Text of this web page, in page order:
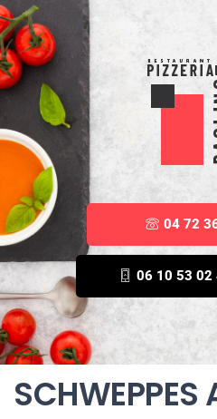
04 72
06 10 53 02